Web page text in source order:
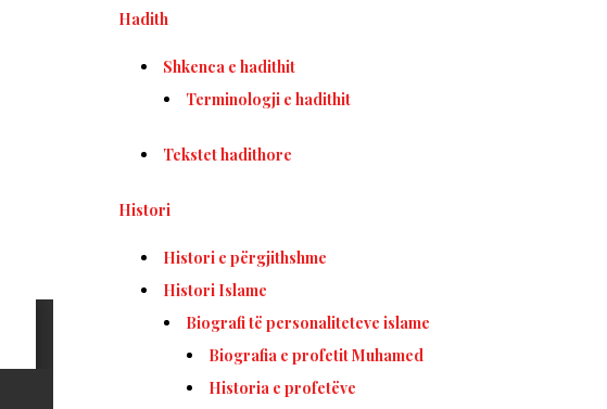
Hadith
Shkenca e hadithit
Terminologji e hadithit
Tekstet hadithore
Histori
Histori e përgjithshme
Histori Islame
Biografi të personaliteteve islame
Biografia e profetit Muhamed
Historia e profetëve